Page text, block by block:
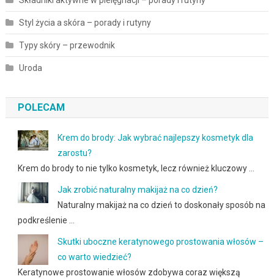
Styl życia a skóra – porady i rutyny
Typy skóry – przewodnik
Uroda
POLECAM
Krem do brody: Jak wybrać najlepszy kosmetyk dla
zarostu?
Krem do brody to nie tylko kosmetyk, lecz również kluczowy …
Jak zrobić naturalny makijaż na co dzień?
Naturalny makijaż na co dzień to doskonały sposób na
podkreślenie …
Skutki uboczne keratynowego prostowania włosów –
co warto wiedzieć?
Keratynowe prostowanie włosów zdobywa coraz większą